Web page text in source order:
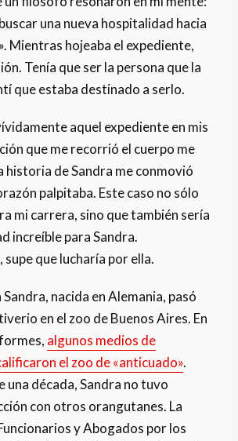
una nueva hospitalidad hacia
Mientras hojeaba el expediente,
Tenía que ser la persona que la
que estaba destinado a serlo.
aquel expediente en mis
que me recorrió el cuerpo me
historia de Sandra me conmovió
palpitaba. Este caso no sólo
mi carrera, sino que también sería
increíble para Sandra.
que lucharía por ella.
nacida en Alemania, pasó
en el zoo de Buenos Aires. En
algunos medios de
el zoo de «anticuado».
una década, Sandra no tuvo
con otros orangutanes. La
y Abogados por los